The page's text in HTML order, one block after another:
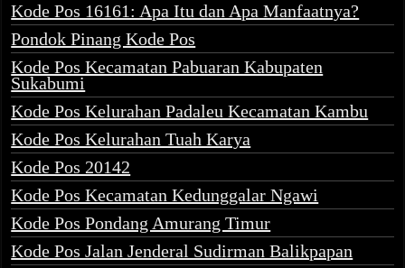
Kode Pos 16161: Apa Itu dan Apa Manfaatnya?
Pondok Pinang Kode Pos
Kode Pos Kecamatan Pabuaran Kabupaten
Sukabumi
Kode Pos Kelurahan Padaleu Kecamatan Kambu
Kode Pos Kelurahan Tuah Karya
Kode Pos 20142
Kode Pos Kecamatan Kedunggalar Ngawi
Kode Pos Pondang Amurang Timur
Kode Pos Jalan Jenderal Sudirman Balikpapan